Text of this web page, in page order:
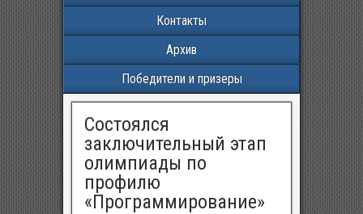
Контакты
Архив
Победители и призеры
Cостоялся
заключительный этап
олимпиады по
профилю
«Программирование»